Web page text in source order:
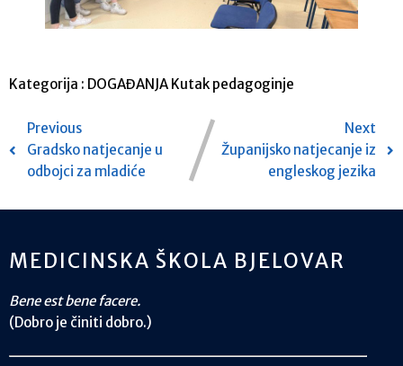
Kategorija : DOGAĐANJA Kutak pedagoginje
Previous
Gradsko natjecanje u
odbojci za mladiće
Next
Županijsko natjecanje iz
engleskog jezika
MEDICINSKA ŠKOLA BJELOVAR
Bene est bene facere.
(Dobro je činiti dobro.)